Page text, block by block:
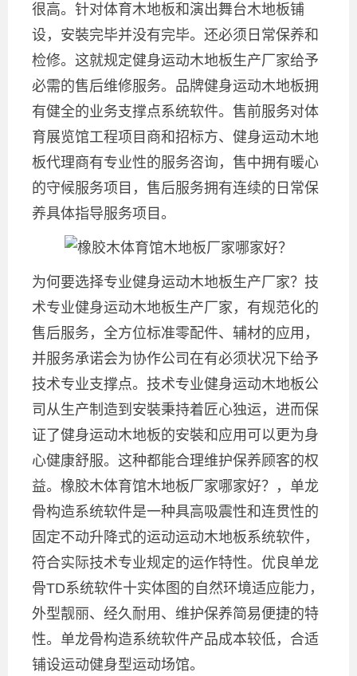
很高。针对体育木地板和演出舞台木地板铺
设，安裝完毕并没有完毕。还必须日常保养和
检修。这就规定健身运动木地板生产厂家给予
必需的售后维修服务。品牌健身运动木地板拥
有健全的业务支撑点系统软件。售前服务对体
育展览馆工程项目商和招标方、健身运动木地
板代理商有专业性的服务咨询，售中拥有暖心
的守候服务项目，售后服务拥有连续的日常保
养具体指导服务项目。
为何要选择专业健身运动木地板生产厂家？技
术专业健身运动木地板生产厂家，有规范化的
售后服务，全方位标准零配件、辅材的应用，
并服务承诺会为协作公司在有必须状况下给予
技术专业支撑点。技术专业健身运动木地板公
司从生产制造到安裝秉持着匠心独运，进而保
证了健身运动木地板的安裝和应用可以更为身
心健康舒服。这种都能合理维护保养顾客的权
益。橡胶木体育馆木地板厂家哪家好？，单龙
骨构造系统软件是一种具高吸震性和连贯性的
固定不动升降式的运动运动木地板系统软件，
符合实际技术专业规定的运作特性。优良单龙
骨TD系统软件十实体图的自然环境适应能力，
外型靓丽、经久耐用、维护保养简易便捷的特
性。单龙骨构造系统软件产品成本较低，合适
铺设运动健身型运动场馆。